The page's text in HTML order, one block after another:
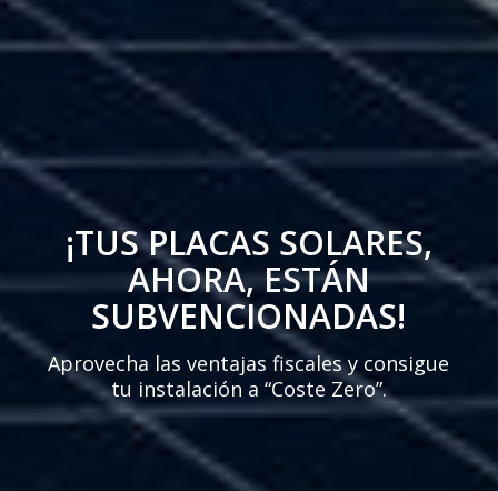
¡TUS PLACAS SOLARES,
AHORA, ESTÁN
SUBVENCIONADAS!
Aprovecha las ventajas fiscales y consigue
tu instalación a “Coste Zero”.